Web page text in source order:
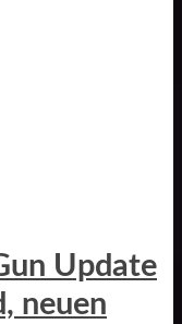
Update
neuen